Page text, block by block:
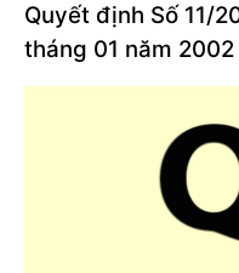
Quyết định Số 11/
tháng 01 năm 2002